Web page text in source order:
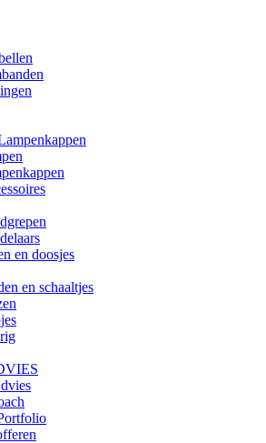
en doosjes
en schaaltjes